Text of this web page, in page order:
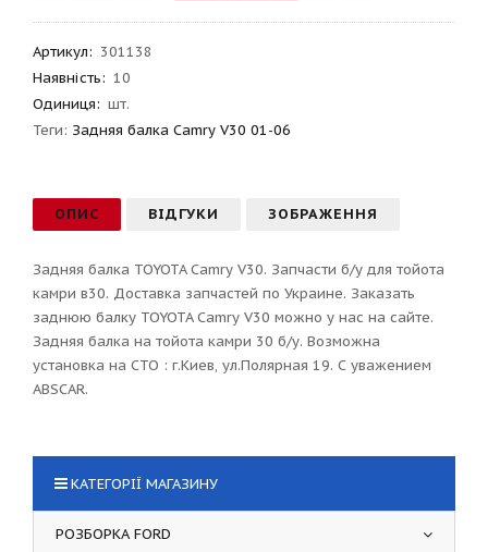
Артикул: 301138
Наявність: 10
Одиниця: шт.
Теги: Задняя балка Camry V30 01-06
ОПИС ВІДГУКИ ЗОБРАЖЕННЯ
Задняя балка TOYOTA Camry V30. Запчасти б/у для тойота
камри в30. Доставка запчастей по Украине. Заказать
заднюю балку TOYOTA Camry V30 можно у нас на сайте.
Задняя балка на тойота камри 30 б/у. Возможна
установка на СТО : г.Киев, ул.Полярная 19. С уважением
ABSCAR.
КАТЕГОРІЇ МАГАЗИНУ
РОЗБОРКА FORD